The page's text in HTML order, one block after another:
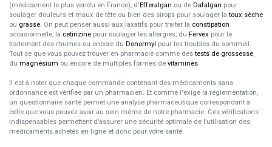
(médicament le plus vendu en France), d'Efferalgan ou de Dafalgan pour
soulager douleurs et maux de tête ou bien des sirops pour soulager latoux sèche
ou grasse. On peut penser aussi aux laxatifs pour traiter la constipation
occasionnelle, la cetirizine pour soulager les allergies, du Fervex pour le
traitement des rhumes ou encore du Donormyl pour les troubles du sommeil.
Tout ce que vous pouvez trouver en pharmacie comme destests de grossesse,
du magnésium ou encore de multiples formes de vitamines.
Il est à noter que chaque commande contenant des médicaments sans
ordonnance est vérifiée par un pharmacien. Et comme l'exige la réglementation,
un questionnaire santé permet une analyse pharmaceutique correspondant à
celle que vous pouvez avoir au sein même de notre pharmacie. Ces vérifications
indispensables permettent d’assurer une sécurité optimale de l’utilisation des
médicaments achetés en ligne et donc pour votre santé.